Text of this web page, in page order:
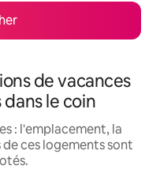
de vacances
le coin
: l'emplacement, la
ces logements sont